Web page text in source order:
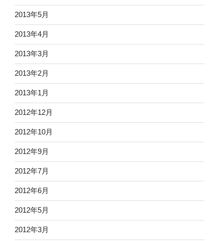
2013年5月
2013年4月
2013年3月
2013年2月
2013年1月
2012年12月
2012年10月
2012年9月
2012年7月
2012年6月
2012年5月
2012年3月